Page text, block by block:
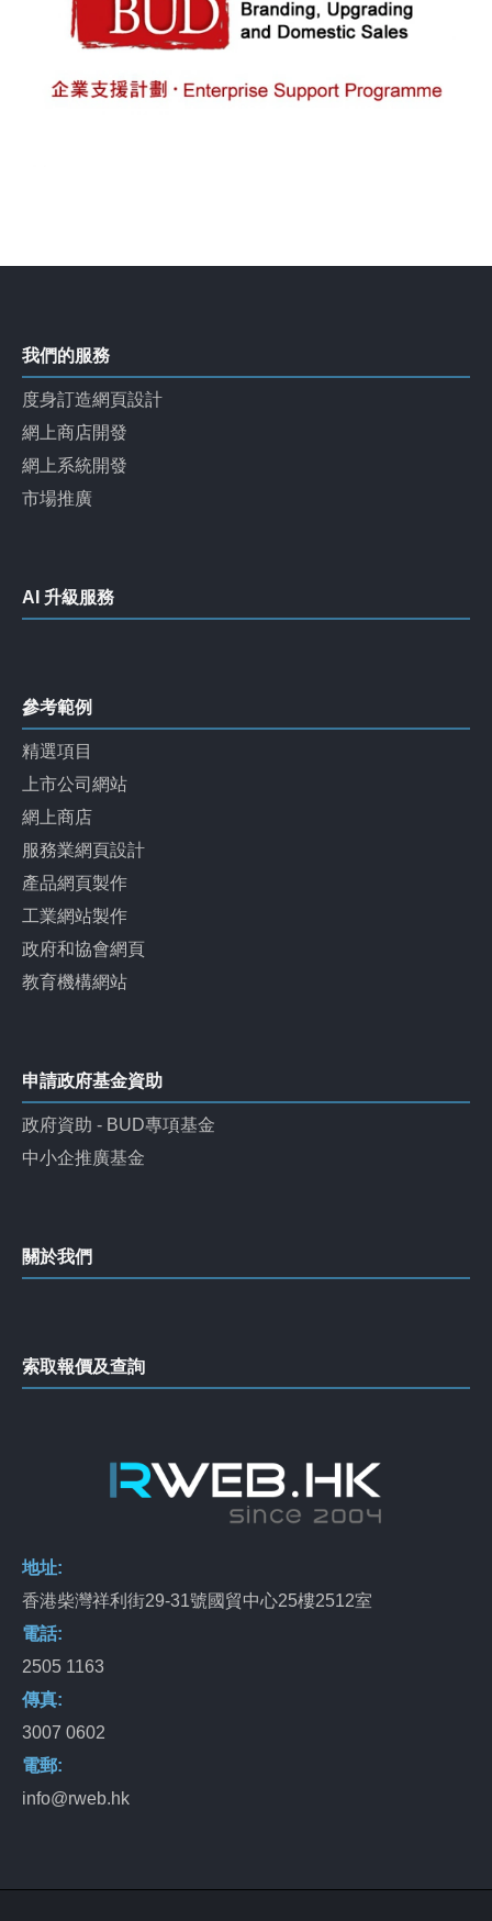
我們的服務
度身訂造網頁設計
網上商店開發
網上系統開發
市場推廣
AI 升級服務
參考範例
精選項目
上市公司網站
網上商店
服務業網頁設計
產品網頁製作
工業網站製作
政府和協會網頁
教育機構網站
申請政府基金資助
政府資助 - BUD專項基金
中小企推廣基金
關於我們
索取報價及查詢
地址:
香港柴灣祥利街29-31號國貿中心25樓2512室
電話:
2505 1163
傳真:
3007 0602
電郵:
info@rweb.hk